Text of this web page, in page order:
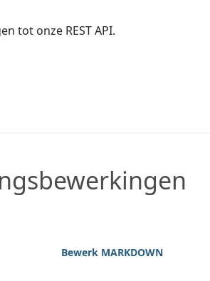
tot onze REST API.
Bewerk MARKDOWN